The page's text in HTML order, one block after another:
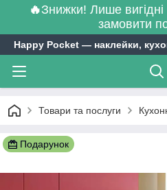
🔥Знижки! Лише вигідні
замовити по
Happy Pocket ― наклейки,
Товари та послуги
Подарунок